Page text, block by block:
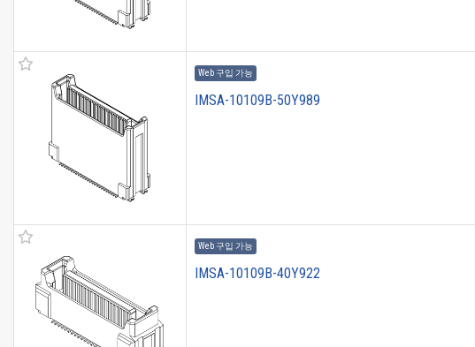
Web 구입 가능
IMSA-10109B-50Y989
Web 구입 가능
IMSA-10109B-40Y922